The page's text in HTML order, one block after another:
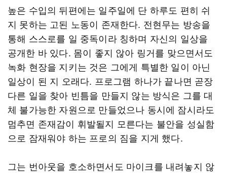
높은 수입의 뒤편에는 일주일에 단 하루도 편히 쉬
지 못하는 고된 노동이 존재한다. 전현무는 방송을
통해 스스로를 일 중독이라 칭하며 자신의 일상을
공개한 바 있다. 몸이 좋지 않아 링거를 맞으면서도
녹화 현장을 지키는 것은 그에게 특별한 일이 아닌
일상이 된 지 오래다. 프로그램 하나가 끝나면 곧장
다른 일을 찾아 빈틈을 만들지 않는 방식은 그를 대
체 불가능한 자원으로 만들었으나 동시에 잠시라도
멈추면 존재감이 휘발될지 모른다는 불안을 성실함
으로 잠재워야 하는 프로의 짐을 지게 했다.
그는 번아웃을 호소하면서도 마이크를 내려놓지 않